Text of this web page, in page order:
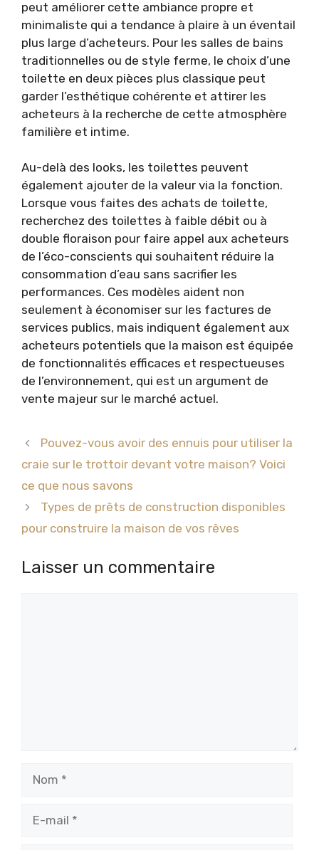
peut améliorer cette ambiance propre et
minimaliste qui a tendance à plaire à un éventail
plus large d’acheteurs. Pour les salles de bains
traditionnelles ou de style ferme, le choix d’une
toilette en deux pièces plus classique peut
garder l’esthétique cohérente et attirer les
acheteurs à la recherche de cette atmosphère
familière et intime.
Au-delà des looks, les toilettes peuvent
également ajouter de la valeur via la fonction.
Lorsque vous faites des achats de toilette,
recherchez des toilettes à faible débit ou à
double floraison pour faire appel aux acheteurs
de l’éco-conscients qui souhaitent réduire la
consommation d’eau sans sacrifier les
performances. Ces modèles aident non
seulement à économiser sur les factures de
services publics, mais indiquent également aux
acheteurs potentiels que la maison est équipée
de fonctionnalités efficaces et respectueuses
de l’environnement, qui est un argument de
vente majeur sur le marché actuel.
Pouvez-vous avoir des ennuis pour utiliser la
craie sur le trottoir devant votre maison? Voici
ce que nous savons
Types de prêts de construction disponibles
pour construire la maison de vos rêves
Laisser un commentaire
mail